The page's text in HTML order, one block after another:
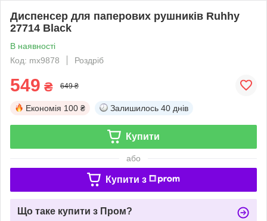
Диспенсер для паперових рушників Ruhhy
27714 Black
В наявності
Код: mx9878
Роздріб
549 ₴ 649 ₴
Економія 100 ₴ Залишилось 40 днів
Купити
або
Купити з
Що таке купити з Пром?